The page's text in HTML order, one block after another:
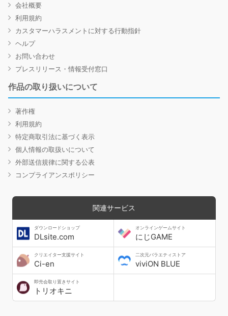
会社概要
利用規約
カスタマーハラスメントに対する行動指針
ヘルプ
お問い合わせ
プレスリリース・情報受付窓口
作品の取り扱いについて
著作権
利用規約
特定商取引法に基づく表示
個人情報の取扱いについて
外部送信規律に関する公表
コンプライアンスポリシー
関連サービス
ダウンロードショップ
DLsite.com
オンラインゲームサイト
にじGAME
クリエイター支援サイト
Ci-en
二次元バラエティストア
viviON BLUE
即売会取り置きサイト
トリオキニ